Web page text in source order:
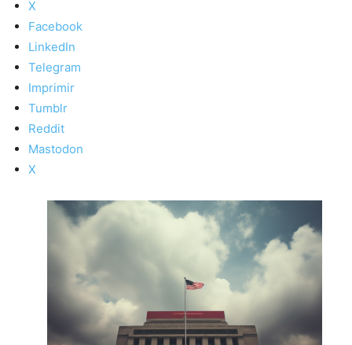
X
Facebook
LinkedIn
Telegram
Imprimir
Tumblr
Reddit
Mastodon
X